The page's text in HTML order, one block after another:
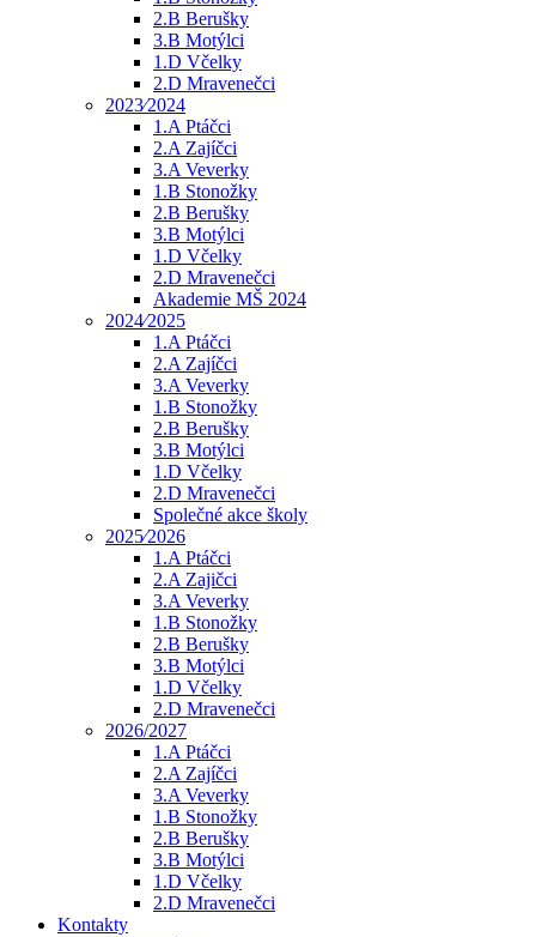
2.B Berušky
3.B Motýlci
1.D Včelky
2.D Mravenečci
2023⁄2024
1.A Ptáčci
2.A Zajíčci
3.A Veverky
1.B Stonožky
2.B Berušky
3.B Motýlci
1.D Včelky
2.D Mravenečci
Akademie MŠ 2024
2024⁄2025
1.A Ptáčci
2.A Zajíčci
3.A Veverky
1.B Stonožky
2.B Berušky
3.B Motýlci
1.D Včelky
2.D Mravenečci
Společné akce školy
2025⁄2026
1.A Ptáčci
2.A Zajičci
3.A Veverky
1.B Stonožky
2.B Berušky
3.B Motýlci
1.D Včelky
2.D Mravenečci
2026/2027
1.A Ptáčci
2.A Zajíčci
3.A Veverky
1.B Stonožky
2.B Berušky
3.B Motýlci
1.D Včelky
2.D Mravenečci
Kontakty